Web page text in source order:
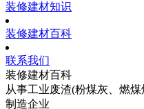
装修建材知识
装修建材百科
联系我们
装修建材百科
从事工业废渣(粉煤灰、燃
制造企业